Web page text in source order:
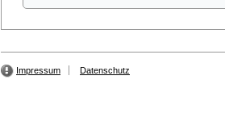
Impressum Datenschutz